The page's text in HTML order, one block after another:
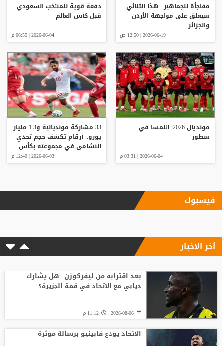
مفاجأة للجماهير.. هذا الثنائي
سيعلق على مواجهة الأردن
والجزائر
2026-06-19 | 12:50 ص
دفعة قوية للمنتخب السعودي
قبل كأس العالم
2026-06-04 | 06:55 م
مونديال 2026: النمسا في
سطور
2026-06-04 | 03:31 م
33 مشاركة مونديالية و1.3 مليار
يورو.. أرقام تكشف حجم تحدي
النشامى في مجموعته بكأس
2026-06-03 | 12:40 م
فيسبوك
آخر الاخبار
بعد اقترابه من ليفركوزن.. هل يشارك
ديابي مع الاتحاد في قمة الجزيرة؟
2026-08-06 11:12 م
الاتحاد يودع فابينيو برسالة مؤثرة